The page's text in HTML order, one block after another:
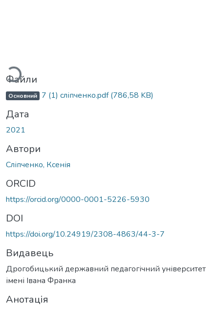
Файли
Основний 7 (1) сліпченко.pdf(786,58 KB)
Дата
2021
Автори
Сліпченко, Ксенія
ORCID
https://orcid.org/0000-0001-5226-5930
DOI
https://doi.org/10.24919/2308-4863/44-3-7
Видавець
Дрогобицький державний педагогічний університет
імені Івана Франка
Анотація